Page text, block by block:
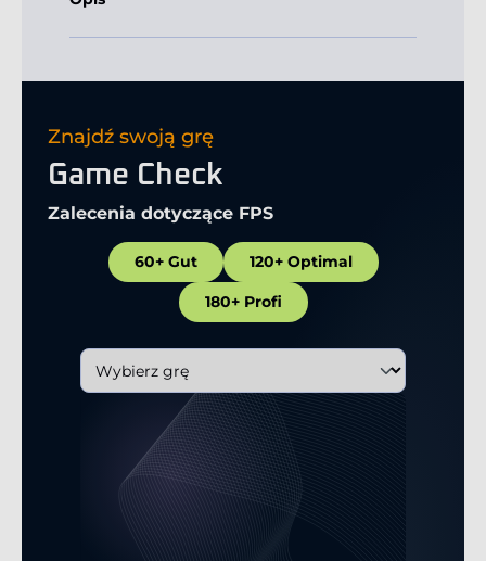
Znajdź swoją grę
Game Check
Zalecenia dotyczące FPS
60+ Gut 120+ Optimal
180+ Profi